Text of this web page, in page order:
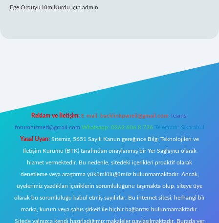
Ege Orduyu Kim Kurdu için admin
Reklam ve İletişim: E-mail: backlinkpaneli@gmail.com Teams:
forumhizmeti@gmail.com Whatsapp: 0262 606 0 726 Telegram: @karabul
Yasal Uyarı: Sitemiz, 5651 Sayılı Kanun gereğince Bilgi Teknolojileri ve
İletişim Kurumu (BTK) tarafından onaylanmış bir Yer Sağlayıcı olarak
hizmet vermektedir. Bu nedenle, sitedeki içerikleri proaktif olarak
denetleme veya araştırma yükümlülüğümüz bulunmamaktadır. Ancak,
üyelerimiz yazdıkları içeriklerin sorumluluğunu taşımakta olup, siteye üye
olarak bu sorumluluğu kabul etmiş sayılırlar. Bu internet sitesi, herhangi bir
marka, kurum veya şahıs şirketi ile hiçbir bağlantısı bulunmamaktadır.
Sitede yalnızca kendi hazırladığımız makaleler paylaşılmaktadır. Burada yer